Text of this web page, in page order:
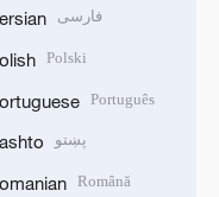
فارسی
Polski
Português
پښتو
Română